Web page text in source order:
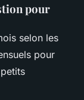
pour
selon les
pour